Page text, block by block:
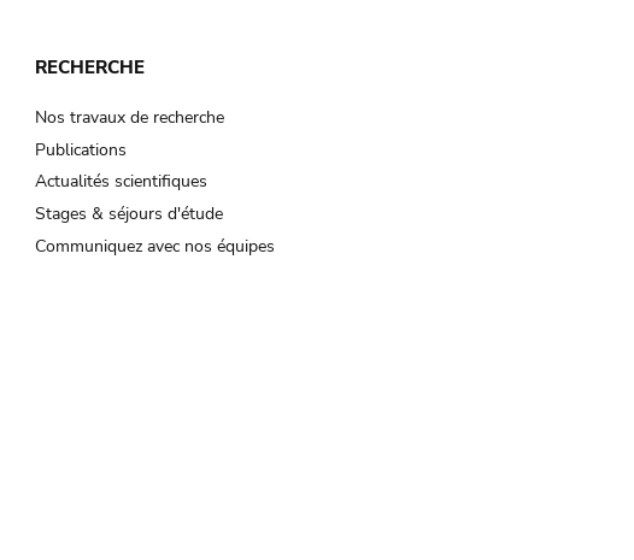
RECHERCHE
Nos travaux de recherche
Publications
Actualités scientifiques
Stages & séjours d'étude
Communiquez avec nos équipes